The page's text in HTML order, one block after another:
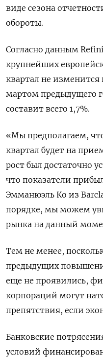
виде сезона
обороты.
Согласно данным
крупнейших
квартал не
мартом предыдущего
составит всего 1,7%.
«Мы предполагаем,
квартал будет на
рост был достаточно
что показатели
Эмманюэль Ко из
порядке, мы можем
рынка на данный
Тем не менее,
предыдущих
еще не проявились,
корпораций могут
препятствия, если
Банковские
условий